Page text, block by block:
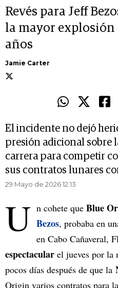
Revés para Jeff
la mayor explosión
años
Jamie Carter
El incidente no dejó
presión adicional sobre
carrera para competir
sus contratos lunares
29 Mayo de 2026 12.13
U n cohete que Blue
Bezos, probaba en
en Cabo Cañaveral,
espectacular el jueves por la
pocos días después de que la
Origin varios contratos para